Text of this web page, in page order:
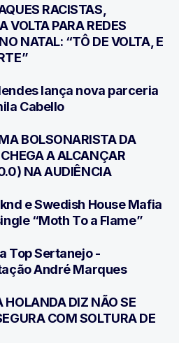
RACISTAS,
VOLTA PARA REDES
NATAL: “TÔ DE VOLTA, E
lança nova parceria
Cabello
BOLSONARISTA DA
A ALCANÇAR
NA AUDIÊNCIA
e Swedish House Mafia
“Moth To a Flame”
Top Sertanejo -
André Marques
HOLANDA DIZ NÃO SE
COM SOLTURA DE